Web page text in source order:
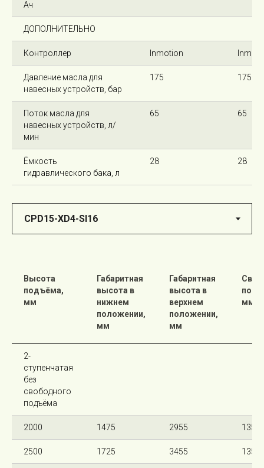
Ач
ДОПОЛНИТЕЛЬНО
Контроллер Inmotion
Давление масла для
навесных устройств, бар
175 175
Поток масла для
навесных устройств, л/
мин
65 65
Ёмкость
гидравлического бака, л
28 28
Высота
подъёма,
мм
Габаритная
высота в
нижнем
положении,
мм
Габаритная
высота в
верхнем
положении,
мм
мм
2-
ступенчатая
без
свободного
подъёма
2000 1475 2955 135
2500 1725 3455 135